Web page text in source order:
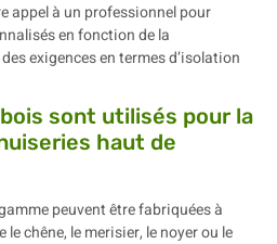
appel à un professionnel pour
en fonction de la
exigences en termes d’isolation
sont utilisés pour la
haut de
peuvent être fabriquées à
chêne, le merisier, le noyer ou le